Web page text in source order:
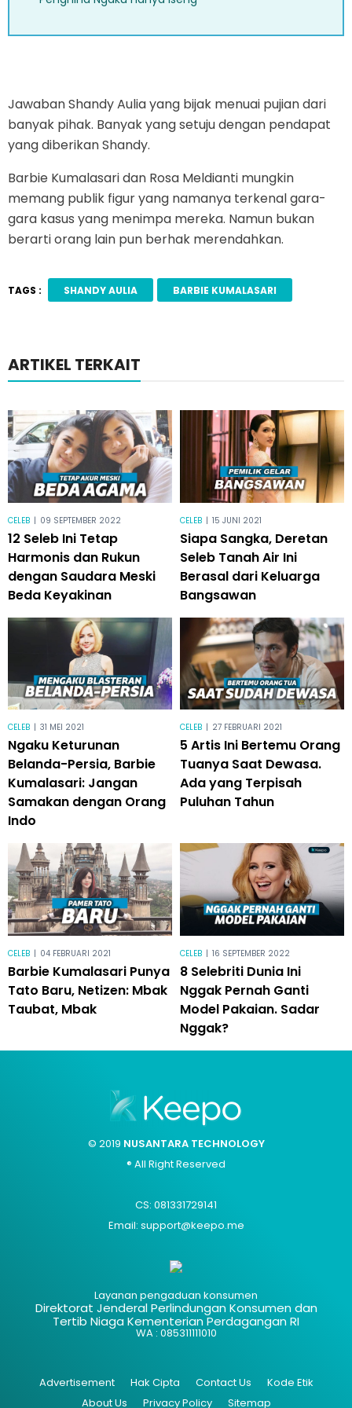
Jawaban Shandy Aulia yang bijak menuai pujian dari
banyak pihak. Banyak yang setuju dengan pendapat
yang diberikan Shandy.
Barbie Kumalasari dan Rosa Meldianti mungkin
memang publik figur yang namanya terkenal gara-
gara kasus yang menimpa mereka. Namun bukan
berarti orang lain pun berhak merendahkan.
TAGS : SHANDY AULIA BARBIE KUMALASARI
ARTIKEL TERKAIT
CELEB | 09 SEPTEMBER 2022
12 Seleb Ini Tetap
Harmonis dan Rukun
dengan Saudara Meski
Beda Keyakinan
CELEB | 15 JUNI 2021
Siapa Sangka, Deretan
Seleb Tanah Air Ini
Berasal dari Keluarga
Bangsawan
CELEB | 31 MEI 2021
Ngaku Keturunan
Belanda-Persia, Barbie
Kumalasari: Jangan
Samakan dengan Orang
Indo
CELEB | 27 FEBRUARI 2021
5 Artis Ini Bertemu Orang
Tuanya Saat Dewasa.
Ada yang Terpisah
Puluhan Tahun
CELEB | 04 FEBRUARI 2021
Barbie Kumalasari Punya
Tato Baru, Netizen: Mbak
Taubat, Mbak
CELEB | 16 SEPTEMBER 2022
8 Selebriti Dunia Ini
Nggak Pernah Ganti
Model Pakaian. Sadar
Nggak?
© 2019 NUSANTARA TECHNOLOGY
® All Right Reserved
CS: 081331729141
Email: support@keepo.me
Layanan pengaduan konsumen
Direktorat Jenderal Perlindungan Konsumen dan
Tertib Niaga Kementerian Perdagangan RI
WA : 085311111010
Advertisement Hak Cipta Contact Us
Kode Etik
About Us
Privacy Policy Sitemap